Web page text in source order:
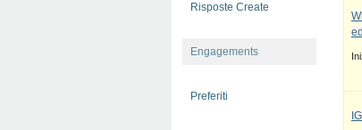
Risposte Create
Engagements
Preferiti